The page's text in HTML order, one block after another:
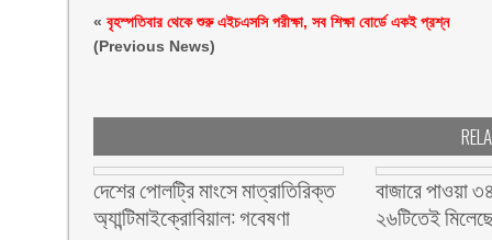
« বৃহস্পতিবার থেকে শুরু এইচএসসি পরীক্ষা, সব শিক্ষা বোর্ডে একই প্রশ্ন
(Previous News)
দেশের পোলট্রি মাংসে মাত্রাতিরিক্ত
অ্যান্টিমাইক্রোবিয়াল: গবেষণা
বাজারে পাওয়া
২৬টিতেই